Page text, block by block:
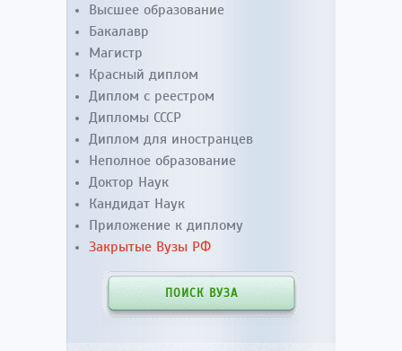
Высшее образование
Бакалавр
Магистр
Красный диплом
Диплом с реестром
Дипломы СССР
Диплом для иностранцев
Неполное образование
Доктор Наук
Кандидат Наук
Приложение к диплому
Закрытые Вузы РФ
ПОИСК ВУЗА